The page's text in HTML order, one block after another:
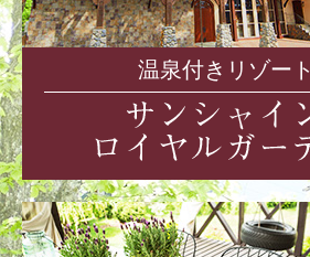
温泉付きリゾート